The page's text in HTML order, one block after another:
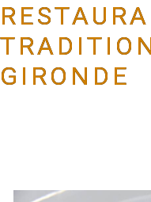
GIRONDE